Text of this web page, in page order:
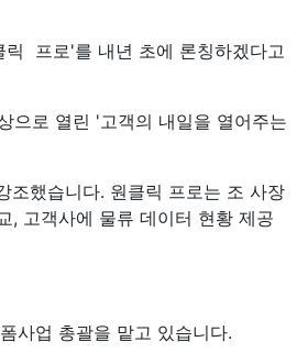
프로'를 내년 초에 론칭하겠다고
으로 열린 '고객의 내일을 열어주는
조했습니다. 원클릭 프로는 조 사장
, 고객사에 물류 데이터 현황 제공
사업 총괄을 맡고 있습니다.